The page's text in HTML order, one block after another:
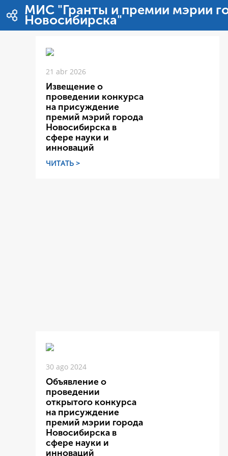
Pular para o conteúdo
МИС "Гранты и премии мэрии
Новосибирска"
21 abr 2026
Извещение о
проведении конкурса
на присуждение
премий мэрий города
Новосибирска в
сфере науки и
инноваций
ЧИТАТЬ >
30 ago 2024
Объявление о
проведении
открытого конкурса
на присуждение
премий мэрии города
Новосибирска в
сфере науки и
инноваций